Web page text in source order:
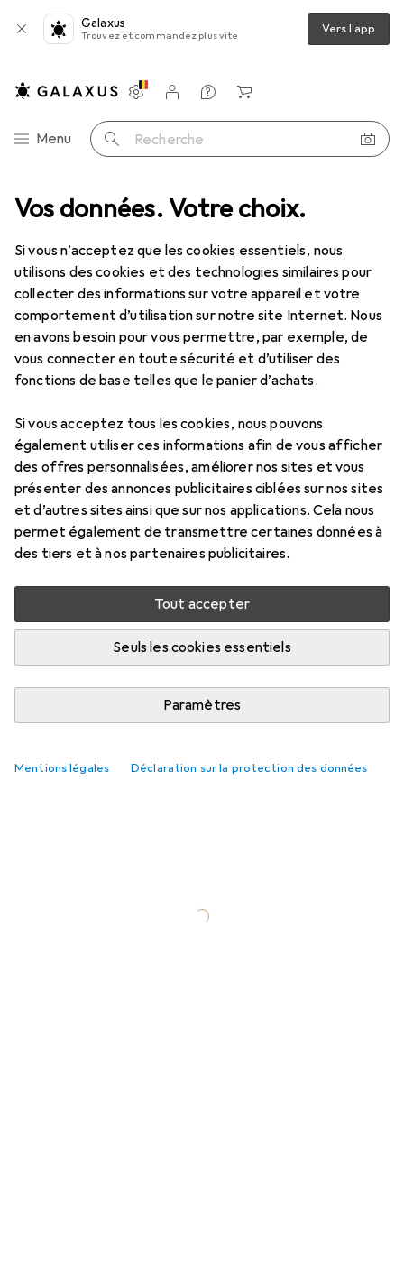
Vos données. Votre choix.
Si vous n’acceptez que les cookies essentiels, nous
utilisons des cookies et des technologies similaires pour
collecter des informations sur votre appareil et votre
comportement d’utilisation sur notre site Internet. Nous
en avons besoin pour vous permettre, par exemple, de
vous connecter en toute sécurité et d’utiliser des
fonctions de base telles que le panier d’achats.
Si vous acceptez tous les cookies, nous pouvons
également utiliser ces informations afin de vous afficher
des offres personnalisées, améliorer nos sites et vous
présenter des annonces publicitaires ciblées sur nos sites
et d’autres sites ainsi que sur nos applications. Cela nous
permet également de transmettre certaines données à
des tiers et à nos partenaires publicitaires.
Tout accepter
Seuls les cookies essentiels
Paramètres
Mentions légales Déclaration sur la protection des données
Galaxus
Trouvez et commandez plus vite Vers l'app
Navigation par catégorie
Menu Recherche
Paramètres
Compte client
Listes de comparaison
Listes d'envies
Panier
Installations électriques Outils pour électronique
Multimètre
ProduitsForum